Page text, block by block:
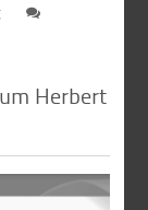
Herbert